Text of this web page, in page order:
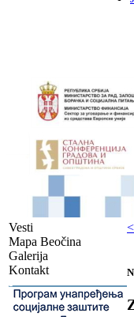
Vesti
Mapa Beočina
Galerija
Kontakt
-